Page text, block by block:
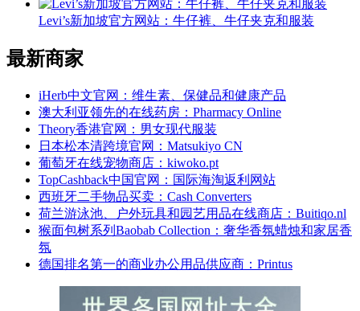
Levi’s新加坡官方网站：牛仔裤、牛仔夹克和服装
最新商家
iHerb中文官网：维生素、保健品和健康产品
澳大利亚领先的在线药房：Pharmacy Online
Theory香港官网：男女现代服装
日本松本清跨境官网：Matsukiyo CN
葡萄牙在线宠物商店：kiwoko.pt
TopCashback中国官网：国际海淘返利网站
西班牙二手物品买卖：Cash Converters
荷兰游泳池、户外玩具和园艺用品在线商店：Buitiqo.nl
猴面包树系列Baobab Collection：奢华香氛蜡烛和家居香
氛
德国排名第一的商业办公用品供应商：Printus